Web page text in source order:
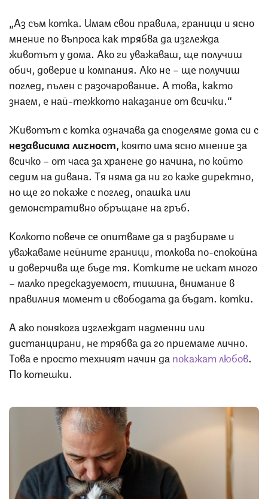
„Аз съм котка. Имам свои правила, граници и ясно
мнение по въпроса как трябва да изглежда
животът у дома. Ако ги уважаваш, ще получиш
обич, доверие и компания. Ако не – ще получиш
поглед, пълен с разочарование. А това, както
знаем, е най-тежкото наказание от всички.“
Животът с котка означава да споделяме дома си с
независима личност, която има ясно мнение за
всичко – от часа за хранене до начина, по който
седим на дивана. Тя няма да ни го каже директно,
но ще го покаже с поглед, опашка или
демонстративно обръщане на гръб.
Колкото повече се опитваме да я разбираме и
уважаваме нейните граници, толкова по-спокойна
и доверчива ще бъде тя. Котките не искат много
– малко предсказуемост, тишина, внимание в
правилния момент и свободата да бъдат… котки.
А ако понякога изглеждат надменни или
дистанцирани, не трябва да го приемаме лично.
Това е просто техният начин дапокажат любов.
По котешки.